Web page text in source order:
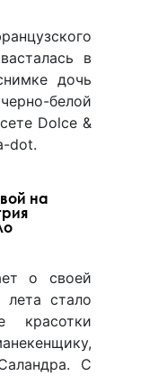
в
дочь
белой
Dolce &
dot.
на
о своей
стало
красотки
С